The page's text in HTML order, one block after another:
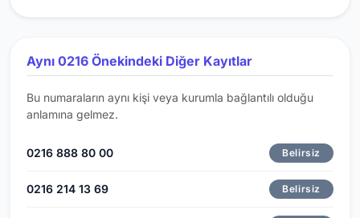
Aynı 0216 Önekindeki Diğer Kayıtlar
Bu numaraların aynı kişi veya kurumla bağlantılı olduğu
anlamına gelmez.
0216 888 80 00 Belirsiz
0216 214 13 69 Belirsiz